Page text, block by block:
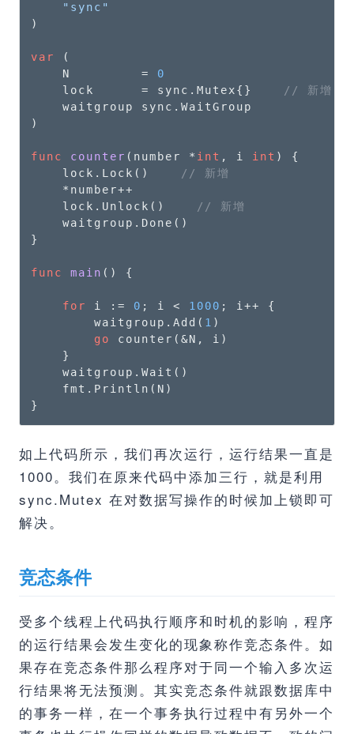
"sync"
)
var
(
    N         =
0
    lock      = sync.Mutex{}
// 新增
    waitgroup sync.WaitGroup
)
func counter (number * int , i int )
{
    lock.Lock()
// 新增
    *number++
    lock.Unlock()
// 新增
    waitgroup.Done()
}
func main () {
for i := 0 ; i < 1000 ; i++ {
        waitgroup.Add(
1 )
go
counter(&N, i)
    }
    waitgroup.Wait()
    fmt.Println(N)
}
如上代码所示，我们再次运行，运行结果一直是
1000。我们在原来代码中添加三行，就是利用
sync.Mutex 在对数据写操作的时候加上锁即可
解决。
竞态条件
受多个线程上代码执行顺序和时机的影响，程序
的运行结果会发生变化的现象称作竞态条件。如
果存在竞态条件那么程序对于同一个输入多次运
行结果将无法预测。其实竞态条件就跟数据库中
的事务一样，在一个事务执行过程中有另外一个